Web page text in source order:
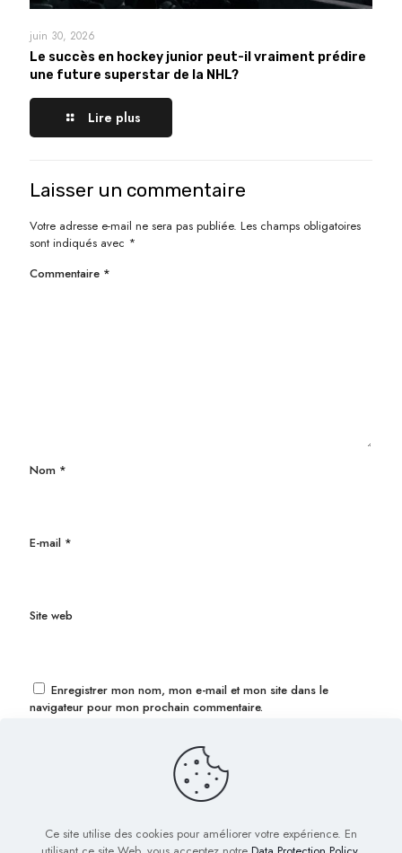
juin 30, 2026
Le succès en hockey junior peut-il vraiment prédire
une future superstar de la NHL?
Lire plus
Laisser un commentaire
Votre adresse e-mail ne sera pas publiée. Les champs obligatoires
sont indiqués avec *
Commentaire *
Nom *
E-mail *
Site web
Enregistrer mon nom, mon e-mail et mon site dans le
navigateur pour mon prochain commentaire.
Ce site utilise des cookies pour améliorer votre expérience. En